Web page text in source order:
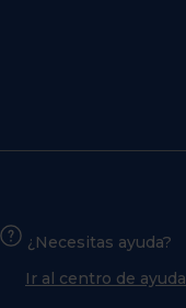
¿Necesitas ayuda?
Ir al centro de ayuda